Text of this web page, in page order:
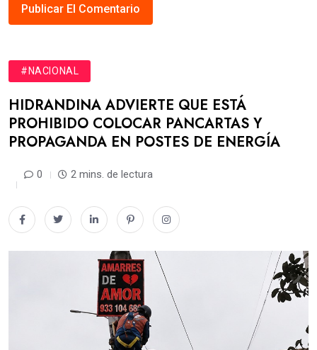
#NACIONAL
HIDRANDINA ADVIERTE QUE ESTÁ
PROHIBIDO COLOCAR PANCARTAS Y
PROPAGANDA EN POSTES DE ENERGÍA
0 2 mins. de lectura